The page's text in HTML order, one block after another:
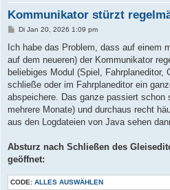
Kommunikator stürzt
B
i
r
a
Di Jan 20, 2026 1:09 pm
Ich habe das Problem, dass auf einem
auf dem neueren) der Kommunikator
beliebiges Modul (Spiel, Fahrplaneditor,
schließe oder im Fahrplaneditor ein
abspeichere. Das ganze passiert schon
mehrere Monate) und durchaus recht
aus den Logdateien von Java sehen
Absturz nach Schließen des
geöffnet:
CODE: ALLES AUSWÄHLEN